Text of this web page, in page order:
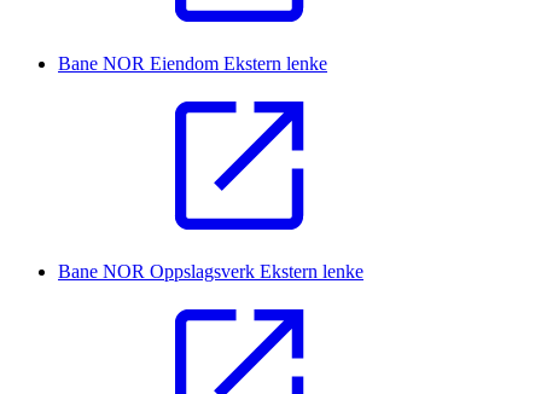
Bane NOR Eiendom Ekstern lenke
Bane NOR Oppslagsverk Ekstern lenke